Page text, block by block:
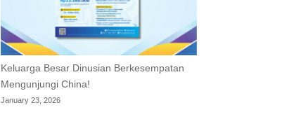
Keluarga Besar Dinusian Berkesempatan
Mengunjungi China!
January 23, 2026